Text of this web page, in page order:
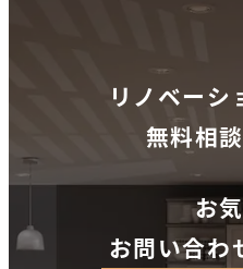
リノベーシ
無料相
お
お問い合わ